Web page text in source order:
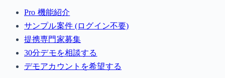
Pro 機能紹介
サンプル案件 (ログイン不要)
提携専門家募集
30分デモを相談する
デモアカウントを希望する